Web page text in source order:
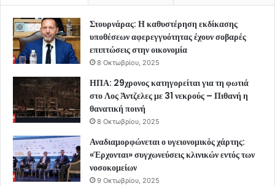
Στουρνάρας: Η καθυστέρηση εκδίκασης
υποθέσεων αφερεγγυότητας έχουν σοβαρές
επιπτώσεις στην οικονομία
8 Οκτωβρίου, 2025
ΗΠΑ: 29χρονος κατηγορείται για τη φωτιά
στο Λος Άντζελες με 31 νεκρούς – Πιθανή η
θανατική ποινή
8 Οκτωβρίου, 2025
Αναδιαμορφώνεται ο υγειονομικός χάρτης:
«Έρχονται» συγχωνεύσεις κλινικών εντός των
νοσοκομείων
9 Οκτωβρίου, 2025